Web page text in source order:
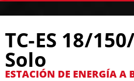
TC-ES 18/
Solo
ESTACIÓN DE ENERGÍA A